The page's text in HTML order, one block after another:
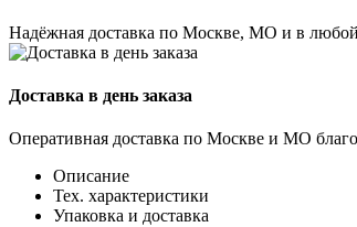
Надёжная доставка по Москве, МО и в
Доставка в день заказа
Оперативная доставка по Москве и МО
Описание
Тех. характеристики
Упаковка и доставка